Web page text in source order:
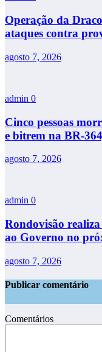
Operação da
ataques contra
agosto 7, 2026
admin 0
Cinco pessoas
e bitrem na BR-
agosto 7, 2026
admin 0
Rondovisão
ao Governo no
agosto 7, 2026
Publicar comentário
Comentários